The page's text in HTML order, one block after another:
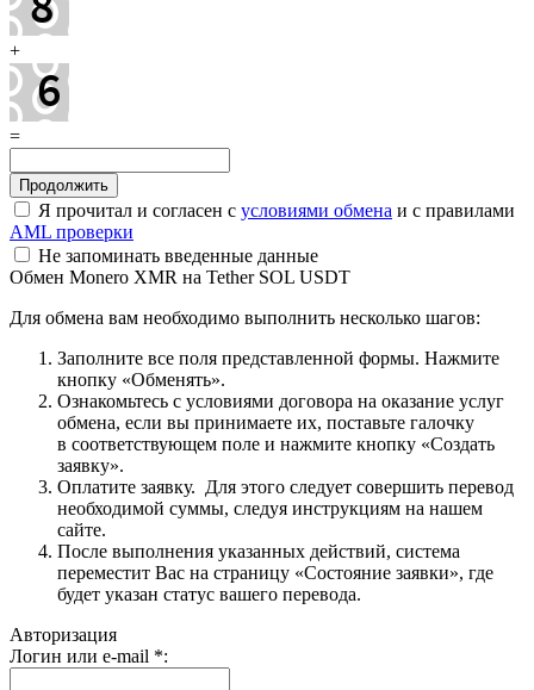
+
=
Я прочитал и согласен с условиями обмена и с правилами
AML проверки
Не запоминать введенные данные
Обмен Monero XMR на Tether SOL USDT
Для обмена вам необходимо выполнить несколько шагов:
Заполните все поля представленной формы. Нажмите
кнопку «Обменять».
Ознакомьтесь с условиями договора на оказание услуг
обмена, если вы принимаете их, поставьте галочку
в соответствующем поле и нажмите кнопку «Создать
заявку».
Оплатите заявку. Для этого следует совершить перевод
необходимой суммы, следуя инструкциям на нашем
сайте.
После выполнения указанных действий, система
переместит Вас на страницу «Состояние заявки», где
будет указан статус вашего перевода.
Авторизация
Логин или e-mail *: